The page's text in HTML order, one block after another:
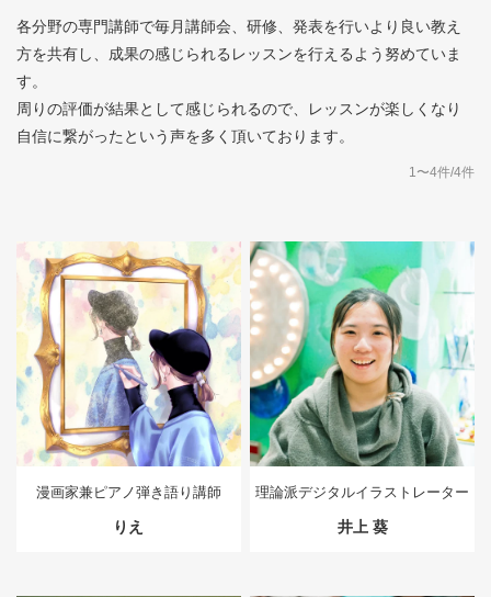
各分野の専門講師で毎月講師会、研修、発表を行いより良い教え
方を共有し、成果の感じられるレッスンを行えるよう努めていま
す。
周りの評価が結果として感じられるので、レッスンが楽しくなり
自信に繋がったという声を多く頂いております。
1〜4件/4件
漫画家兼ピアノ弾き語り講師
りえ
理論派デジタルイラストレーター
井上 葵